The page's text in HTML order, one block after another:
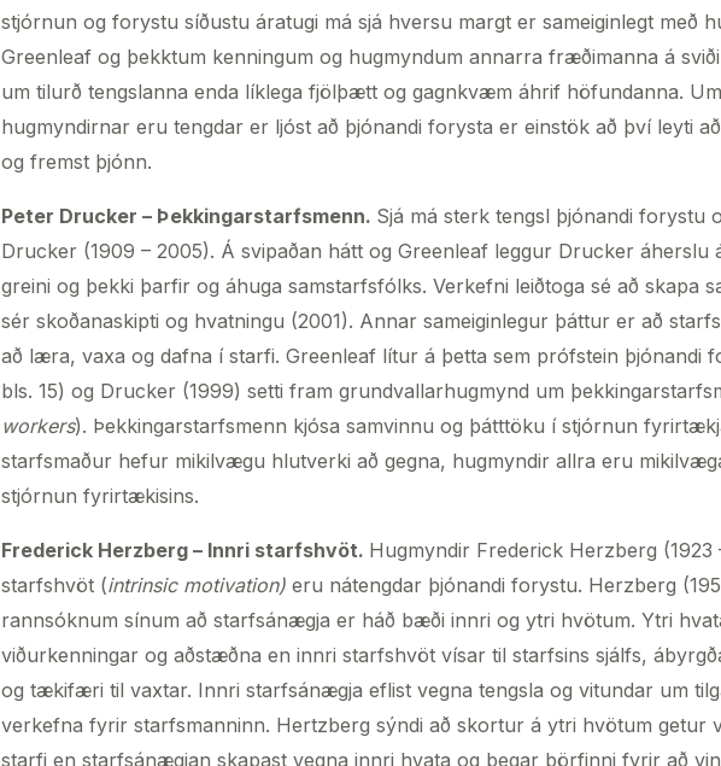
stjórnun og forystu síðustu áratugi má sjá hversu margt er sameiginlegt með
Greenleaf og þekktum kenningum og hugmyndum annarra fræðimanna á
um tilurð tengslanna enda líklega fjölþætt og gagnkvæm áhrif höfundanna.
hugmyndirnar eru tengdar er ljóst að þjónandi forysta er einstök að því leyti
og fremst þjónn.
Peter Drucker – Þekkingarstarfsmenn. Sjá má sterk tengsl þjónandi forystu
Drucker (1909 – 2005). Á svipaðan hátt og Greenleaf leggur Drucker áherslu
greini og þekki þarfir og áhuga samstarfsfólks. Verkefni leiðtoga sé að skapa
sér skoðanaskipti og hvatningu (2001). Annar sameiginlegur þáttur er að
að læra, vaxa og dafna í starfi. Greenleaf lítur á þetta sem prófstein þjónandi
bls. 15) og Drucker (1999) setti fram grundvallarhugmynd um
workers). Þekkingarstarfsmenn kjósa samvinnu og þátttöku í stjórnun
starfsmaður hefur mikilvægu hlutverki að gegna, hugmyndir allra eru
stjórnun fyrirtækisins.
Frederick Herzberg – Innri starfshvöt. Hugmyndir Frederick Herzberg (1923
starfshvöt (intrinsic motivation)eru nátengdar þjónandi forystu. Herzberg
rannsóknum sínum að starfsánægja er háð bæði innri og ytri hvötum. Ytri
viðurkenningar og aðstæðna en innri starfshvöt vísar til starfsins sjálfs,
og tækifæri til vaxtar. Innri starfsánægja eflist vegna tengsla og vitundar um
verkefna fyrir starfsmanninn. Hertzberg sýndi að skortur á ytri hvötum getur
starfi en starfsánægjan skapast vegna innri hvata og þegar þörfinni fyrir að